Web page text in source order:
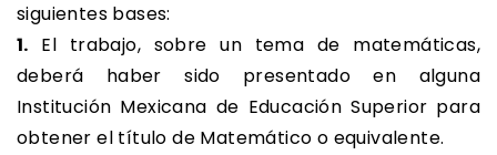
siguientes bases:
1. El trabajo, sobre un tema de matemáticas,
deberá haber sido presentado en alguna
Institución Mexicana de Educación Superior para
obtener el título de Matemático o equivalente.